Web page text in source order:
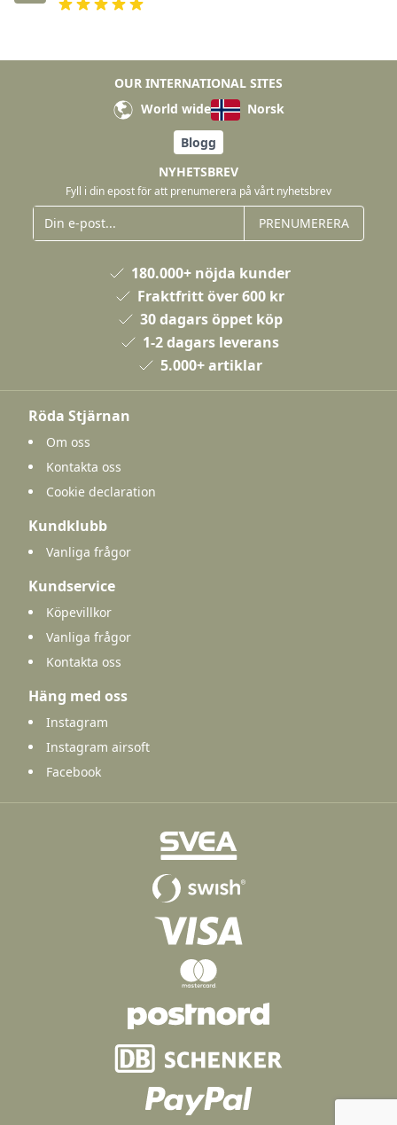
OUR INTERNATIONAL SITES
World wide
Norsk
Blogg
NYHETSBREV
Fyll i din epost för att prenumerera på vårt nyhetsbrev
PRENUMERERA
180.000+ nöjda kunder
Fraktfritt över 600 kr
30 dagars öppet köp
1-2 dagars leverans
5.000+ artiklar
Röda Stjärnan
Om oss
Kontakta oss
Cookie declaration
Kundklubb
Vanliga frågor
Kundservice
Köpevillkor
Vanliga frågor
Kontakta oss
Häng med oss
Instagram
Instagram airsoft
Facebook